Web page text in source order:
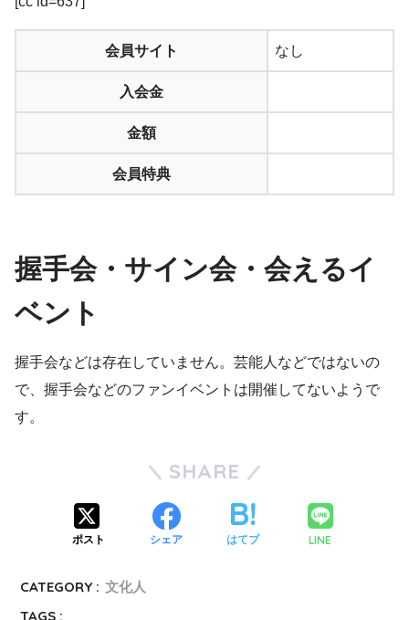
会員サイト なし
入会金
金額
会員特典
握手会・サイン会・会えるイ
ベント
握手会などは存在していません。芸能人などではないの
で、握手会などのファンイベントは開催してないようで
す。
SHARE
ポスト シェア はてブ LINE
CATEGORY : 文化人
TAGS :